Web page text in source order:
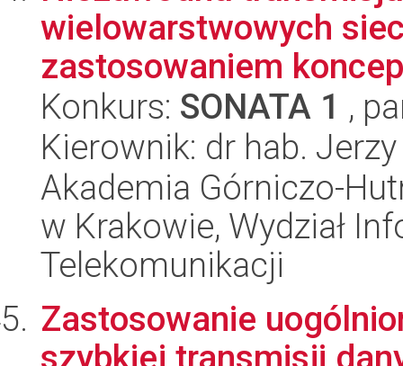
wielowarstwowych
zastosowaniem
Konkurs: SONATA 1 ,
Kierownik: dr hab. Jerzy
Akademia Górniczo-
w Krakowie, Wydział
Telekomunikacji
Zastosowanie
szybkiej transmisji